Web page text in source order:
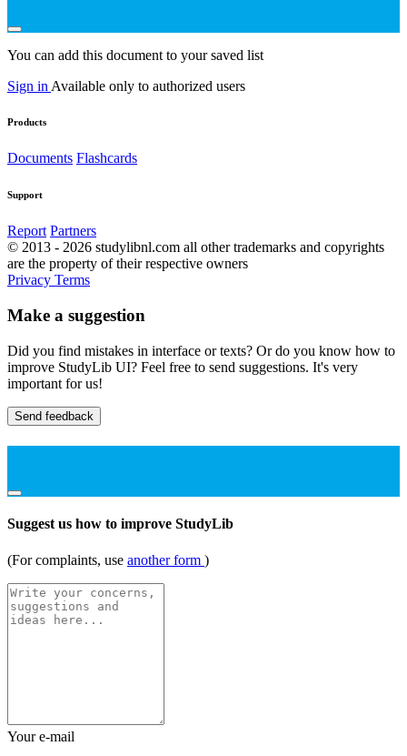
You can add this document to your saved list
Sign in Available only to authorized users
Products
Documents Flashcards
Support
Report Partners
© 2013 - 2026 studylibnl.com all other trademarks and copyrights
are the property of their respective owners
Privacy Terms
Make a suggestion
Did you find mistakes in interface or texts? Or do you know how to
improve StudyLib UI? Feel free to send suggestions. It's very
important for us!
Send feedback
Suggest us how to improve StudyLib
(For complaints, use another form )
Your e-mail